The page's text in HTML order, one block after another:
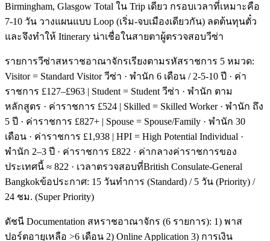
Birmingham, Glasgow Total ใน Trip เดียว กรอบเวลาที่เหมาะคือ
7-10 วัน วางแผนแบบ Loop (เริ่ม-จบเมืองเดียวกัน) ลดต้นทุนตั๋ว
และจึงทำให้ Itinerary น่าเชื่อในสายตาผู้ตรวจสอบวีซ่า
รายการวีซ่าสหราชอาณาจักรเรียงตามรหัสราชการ 5 หมวด:
Visitor = Standard Visitor วีซ่า · พำนัก 6 เดือน / 2-5-10 ปี · ค่า
ราชการ £127–£963 | Student = Student วีซ่า · พำนัก ตาม
หลักสูตร · ค่าราชการ £524 | Skilled = Skilled Worker · พำนัก ถึง
5 ปี · ค่าราชการ £827+ | Spouse = Spouse/Family · พำนัก 30
เดือน · ค่าราชการ £1,938 | HPI = High Potential Individual ·
พำนัก 2–3 ปี · ค่าราชการ £822 · ค่ากลางค่าราชการของ
ประเทศนี้ ≈ 822 · เวลาตรวจสอบที่British Consulate-General
Bangkokข้อประกาศ: 15 วันทำการ (Standard) / 5 วัน (Priority) /
24 ชม. (Super Priority)
ดัชนี Documentation สหราชอาณาจักร (6 รายการ): 1) พาส
ปอร์ตอายุเหลือ >6 เดือน 2) Online Application 3) การเงิน